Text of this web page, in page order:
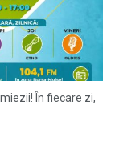
În fiecare zi,